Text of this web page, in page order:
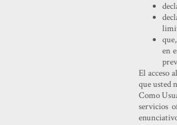
en
El acceso
que usted
Como
servicios